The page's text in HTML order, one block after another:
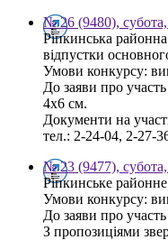
№ 26 (9480),
Ріпкинська районна
відпустки
Умови конкурсу:
До заяви про
4х6 см.
Документи на
тел.: 2-24-04, 2-27-
№ 23 (9477),
Ріпкинське
Умови конкурсу:
До заяви про
З пропозиціями